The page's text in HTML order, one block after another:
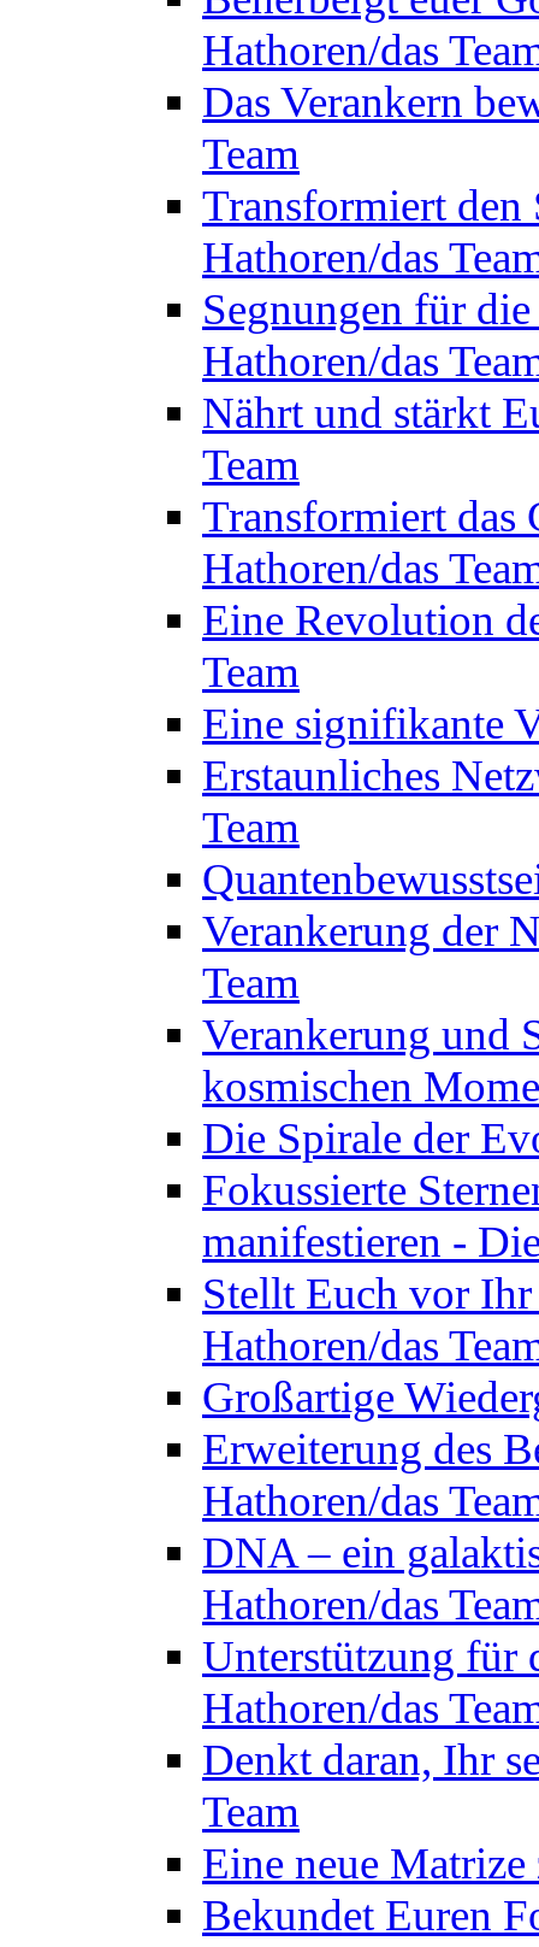
Hathoren/das
Das Verankern
Team
Transformiert
Hathoren/das
Segnungen für
Hathoren/das
Nährt und stärkt
Team
Transformiert das
Hathoren/das
Eine Revolution
Team
Eine signifikante
Erstaunliches
Team
Verankerung der
Team
Verankerung und
kosmischen
Die Spirale der
Fokussierte
manifestieren -
Stellt Euch vor
Hathoren/das
Großartige
Erweiterung des
Hathoren/das
DNA – ein
Hathoren/das
Unterstützung für
Hathoren/das
Denkt daran, Ihr
Team
Eine neue Matrize
Bekundet Euren